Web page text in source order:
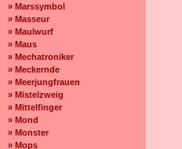
» Marssymbol
» Masseur
» Maulwurf
» Maus
» Mechatroniker
» Meckernde
» Meerjungfrauen
» Mistelzweig
» Mittelfinger
» Mond
» Monster
» Mops